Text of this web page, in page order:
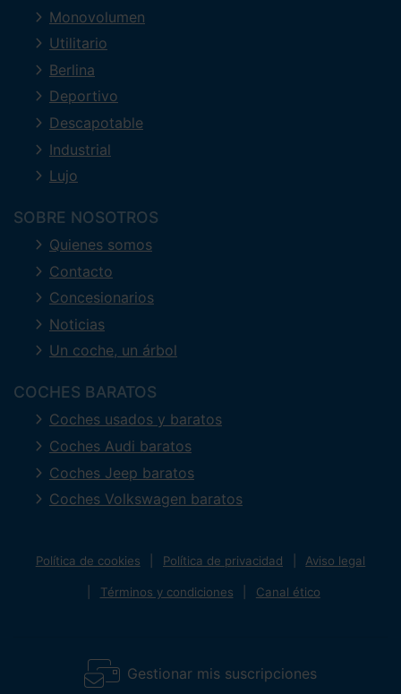
Monovolumen
Utilitario
Berlina
Deportivo
Descapotable
Industrial
Lujo
SOBRE NOSOTROS
Quienes somos
Contacto
Concesionarios
Noticias
Un coche, un árbol
COCHES BARATOS
Coches usados y baratos
Coches Audi baratos
Coches Jeep baratos
Coches Volkswagen baratos
Política de cookies Política de privacidad Aviso legal
Términos y condiciones Canal ético
Gestionar mis suscripciones